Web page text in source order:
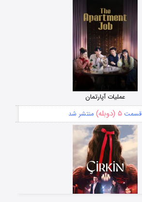
عملیات آپارتمان
قسمت ۵ (دوبله) منتشر شد